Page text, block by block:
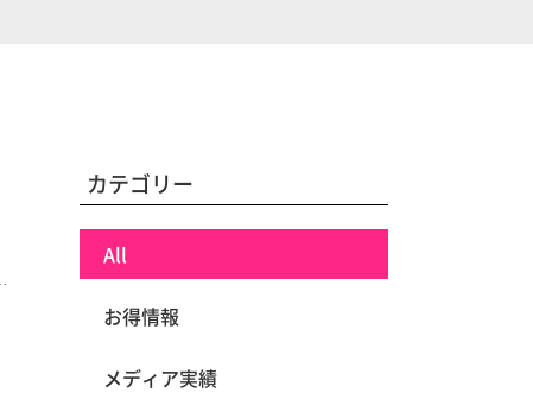
カテゴリー
All
お得情報
メディア実績